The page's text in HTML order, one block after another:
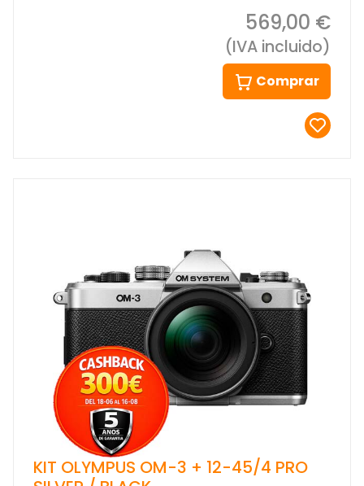
569,00 €
(IVA incluido)
Comprar
KIT OLYMPUS OM-3 + 12-45/4 PRO